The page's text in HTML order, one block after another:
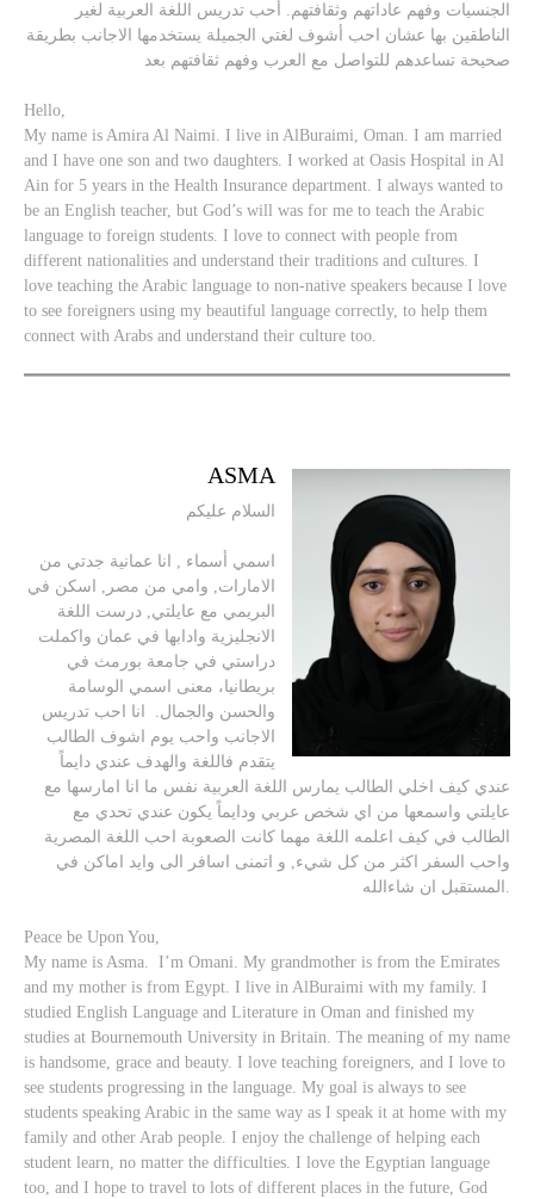
الجنسيات وفهم عاداتهم وثقافتهم. أحب تدريس اللغة العربية لغير
الناطقين بها عشان احب أشوف لغتي الجميلة يستخدمها الاجانب بطريقة
صحيحة تساعدهم للتواصل مع العرب وفهم ثقافتهم بعد
Hello,
My name is Amira Al Naimi. I live in AlBuraimi, Oman. I am married
and I have one son and two daughters. I worked at Oasis Hospital in Al
Ain for 5 years in the Health Insurance department. I always wanted to
be an English teacher, but God’s will was for me to teach the Arabic
language to foreign students. I love to connect with people from
different nationalities and understand their traditions and cultures. I
love teaching the Arabic language to non-native speakers because I love
to see foreigners using my beautiful language correctly, to help them
connect with Arabs and understand their culture too.
ASMA
السلام عليكم
اسمي أسماء , انا عمانية جدتي من
الامارات, وامي من مصر, اسكن في
البريمي مع عايلتي, درست اللغة
الانجليزية وادابها في عمان واكملت
دراستي في جامعة بورمث في
بريطانيا، معنى اسمي الوسامة
والحسن والجمال. انا احب تدريس
الاجانب واحب يوم اشوف الطالب
يتقدم فاللغة والهدف عندي دايماً
عندي كيف اخلي الطالب يمارس اللغة العربية نفس ما انا امارسها مع
عايلتي واسمعها من اي شخص عربي ودايماً يكون عندي تحدي مع
الطالب في كيف اعلمه اللغة مهما كانت الصعوبة احب اللغة المصرية
واحب السفر اكثر من كل شيء, و اتمنى اسافر الى وايد اماكن في
المستقبل ان شاءالله.
Peace be Upon You,
My name is Asma. I’m Omani. My grandmother is from the Emirates
and my mother is from Egypt. I live in AlBuraimi with my family. I
studied English Language and Literature in Oman and finished my
studies at Bournemouth University in Britain. The meaning of my name
is handsome, grace and beauty. I love teaching foreigners, and I love to
see students progressing in the language. My goal is always to see
students speaking Arabic in the same way as I speak it at home with my
family and other Arab people. I enjoy the challenge of helping each
student learn, no matter the difficulties. I love the Egyptian language
too, and I hope to travel to lots of different places in the future, God